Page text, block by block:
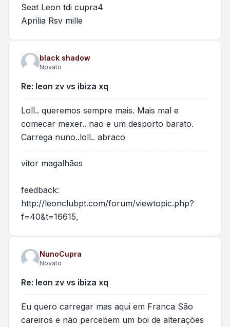
Seat Leon tdi cupra4
Aprilia Rsv mille
black shadow
Novato
Re: leon zv vs ibiza xq
Loll.. queremos sempre mais. Mais mal e
comecar mexer.. nao e um desporto barato.
Carrega nuno..loll.. abraco
vitor magalhães
feedback:
http://leonclubpt.com/forum/viewtopic.php?
f=40&t=16615,
NunoCupra
Novato
Re: leon zv vs ibiza xq
Eu quero carregar mas aqui em Franca São
careiros e não percebem um boi de alterações